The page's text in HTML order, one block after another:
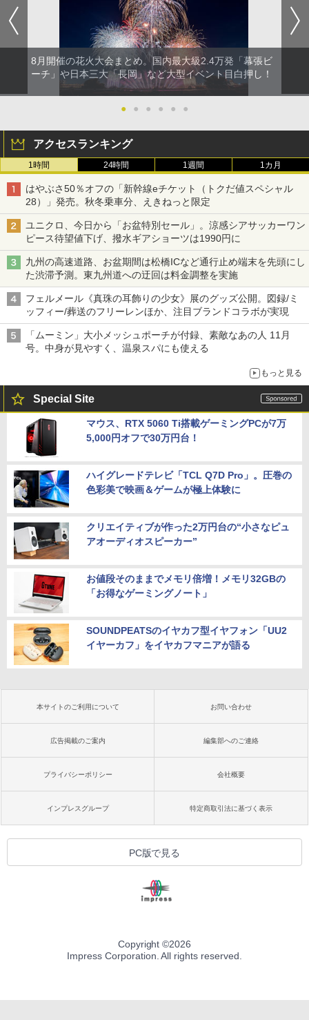
8月開催の花火大会まとめ。国内最大級2.4万発「幕張ビ
ーチ」や日本三大「長岡」など大型イベント目白押し！
● ● ● ● ● ●
アクセスランキング
1時間 24時間 1週間 1カ月
はやぶさ50％オフの「新幹線eチケット（トクだ値スペシャル
28）」発売。秋冬乗車分、えきねっと限定
ユニクロ、今日から「お盆特別セール」。涼感シアサッカーワン
ピース待望値下げ、撥水ギアショーツは1990円に
九州の高速道路、お盆期間は松橋ICなど通行止め端末を先頭にし
た渋滞予測。東九州道への迂回は料金調整を実施
フェルメール《真珠の耳飾りの少女》展のグッズ公開。図録/ミ
ッフィー/葬送のフリーレンほか、注目ブランドコラボが実現
「ムーミン」大小メッシュポーチが付録、素敵なあの人 11月
号。中身が見やすく、温泉スパにも使える
もっと見る
Special Site
マウス、RTX 5060 Ti搭載ゲーミングPCが7万
5,000円オフで30万円台！
ハイグレードテレビ「TCL Q7D Pro」。圧巻の
色彩美で映画＆ゲームが極上体験に
クリエイティブが作った2万円台の“小さなピュ
アオーディオスピーカー”
お値段そのままでメモリ倍増！メモリ32GBの
「お得なゲーミングノート」
SOUNDPEATSのイヤカフ型イヤフォン「UU2
イヤーカフ」をイヤカフマニアが語る
本サイトのご利用について お問い合わせ
広告掲載のご案内 編集部へのご連絡
プライバシーポリシー 会社概要
インプレスグループ 特定商取引法に基づく表示
PC版で見る
Copyright ©2026
Impress Corporation. All rights reserved.